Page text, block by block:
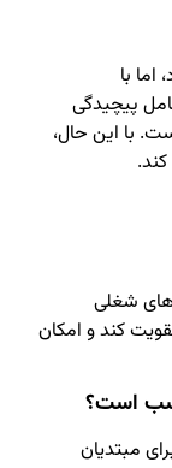
اما با
پیچیدگی
با این حال،
شغلی
کند و امکان
است؟
مبتدیان